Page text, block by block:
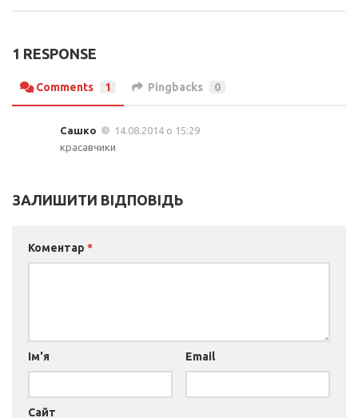
1 RESPONSE
Comments 1 Pingbacks 0
Сашко
14.08.2014 о 15:29
красавчики
ЗАЛИШИТИ ВІДПОВІДЬ
Коментар *
Ім'я Email
Сайт